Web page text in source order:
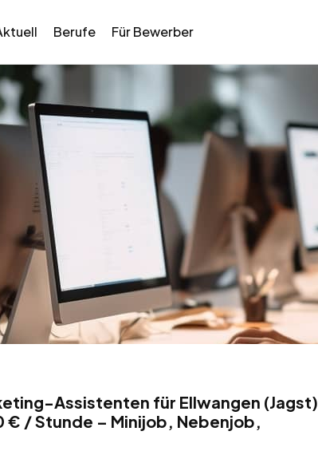
Berufe Für Bewerber
Assistenten für Ellwangen (Jagst)
/ Stunde – Minijob, Nebenjob,